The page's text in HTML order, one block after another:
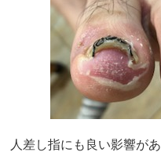
人差し指にも良い影響が